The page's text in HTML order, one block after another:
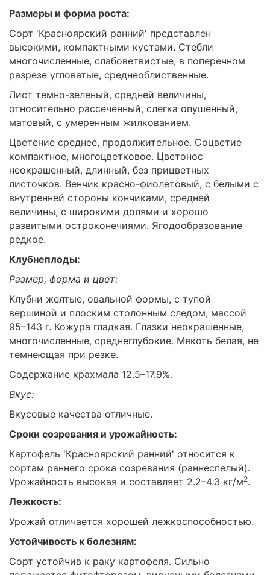
Размеры и форма роста:
Сорт 'Красноярский ранний' представлен
высокими, компактными кустами. Стебли
многочисленные, слабоветвистые, в поперечном
разрезе угловатые, среднеоблиственные.
Лист темно-зеленый, средней величины,
относительно рассеченный, слегка опушенный,
матовый, с умеренным жилкованием.
Цветение среднее, продолжительное. Соцветие
компактное, многоцветковое. Цветонос
неокрашенный, длинный, без прицветных
листочков. Венчик красно-фиолетовый, с белыми с
внутренней стороны кончиками, средней
величины, с широкими долями и хорошо
развитыми остроконечиями. Ягодообразование
редкое.
Клубнеплоды:
Размер, форма и цвет:
Клубни желтые, овальной формы, с тупой
вершиной и плоским столонным следом, массой
95–143 г. Кожура гладкая. Глазки неокрашенные,
многочисленные, среднеглубокие. Мякоть белая, не
темнеющая при резке.
Содержание крахмала 12.5–17.9%.
Вкус:
Вкусовые качества отличные.
Сроки созревания и урожайность:
Картофель 'Красноярский ранний' относится к
сортам раннего срока созревания (раннеспелый).
Урожайность высокая и составляет 2.2–4.3 кг/м2.
Лежкость:
Урожай отличается хорошей лежкоспособностью.
Устойчивость к болезням:
Сорт устойчив к раку картофеля. Сильно